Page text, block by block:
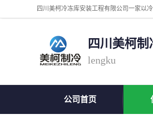
四川美柯
lengku
公司首页